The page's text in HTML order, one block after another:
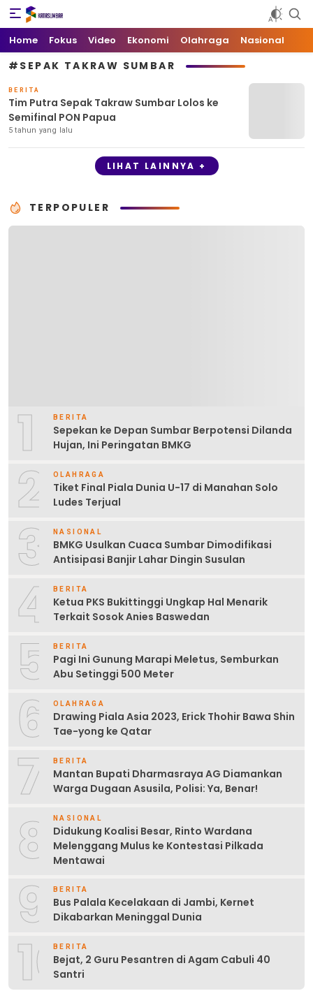
Kata Sumbar
Berita Sumbar Hari Ini
Home Fokus Video Ekonomi Olahraga Nasional
#SEPAK TAKRAW SUMBAR
BERITA
Tim Putra Sepak Takraw Sumbar Lolos ke
Semifinal PON Papua
5 tahun yang lalu
LIHAT LAINNYA +
TERPOPULER
1 BERITA
Sepekan ke Depan Sumbar Berpotensi Dilanda
Hujan, Ini Peringatan BMKG
2 OLAHRAGA
Tiket Final Piala Dunia U-17 di Manahan Solo
Ludes Terjual
3 NASIONAL
BMKG Usulkan Cuaca Sumbar Dimodifikasi
Antisipasi Banjir Lahar Dingin Susulan
4 BERITA
Ketua PKS Bukittinggi Ungkap Hal Menarik
Terkait Sosok Anies Baswedan
5 BERITA
Pagi Ini Gunung Marapi Meletus, Semburkan
Abu Setinggi 500 Meter
6 OLAHRAGA
Drawing Piala Asia 2023, Erick Thohir Bawa Shin
Tae-yong ke Qatar
7 BERITA
Mantan Bupati Dharmasraya AG Diamankan
Warga Dugaan Asusila, Polisi: Ya, Benar!
8 NASIONAL
Didukung Koalisi Besar, Rinto Wardana
Melenggang Mulus ke Kontestasi Pilkada
Mentawai
9 BERITA
Bus Palala Kecelakaan di Jambi, Kernet
Dikabarkan Meninggal Dunia
10BERITA
Bejat, 2 Guru Pesantren di Agam Cabuli 40
Santri